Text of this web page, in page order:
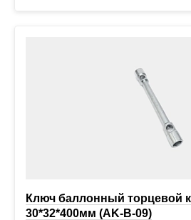
Ключ баллонный торцевой
30*32*400мм (AK-B-09)